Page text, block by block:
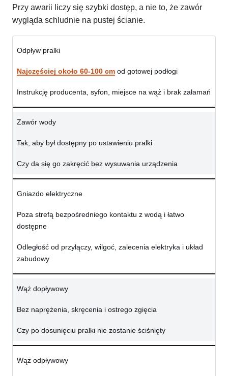
Przy awarii liczy się szybki dostęp, a nie to, że zawór
wygląda schludnie na pustej ścianie.
Odpływ pralki
Najczęściej około 60-100 cm od gotowej podłogi
Instrukcję producenta, syfon, miejsce na wąż i brak załamań
Zawór wody
Tak, aby był dostępny po ustawieniu pralki
Czy da się go zakręcić bez wysuwania urządzenia
Gniazdo elektryczne
Poza strefą bezpośredniego kontaktu z wodą i łatwo
dostępne
Odległość od przyłączy, wilgoć, zalecenia elektryka i układ
zabudowy
Wąż dopływowy
Bez naprężenia, skręcenia i ostrego zgięcia
Czy po dosunięciu pralki nie zostanie ściśnięty
Wąż odpływowy